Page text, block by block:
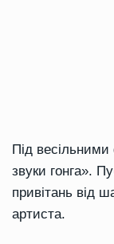
Під весільними
звуки гонга».
привітань від
артиста.